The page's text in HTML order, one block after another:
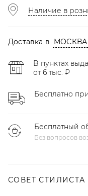
Наличие в
Доставка в МОСКВА
В пунктах
от 6 тыс. ₽
Бесплатно
Бесплатный
Без вопросов
СОВЕТ СТИЛИСТА